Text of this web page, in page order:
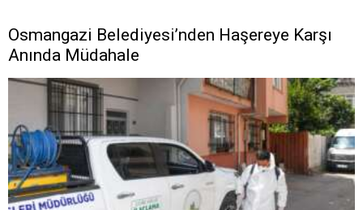
Osmangazi Belediyesi’nden Haşereye Karşı
Anında Müdahale